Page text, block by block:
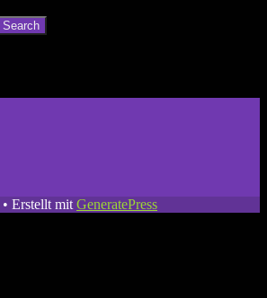
• Erstellt mit GeneratePress